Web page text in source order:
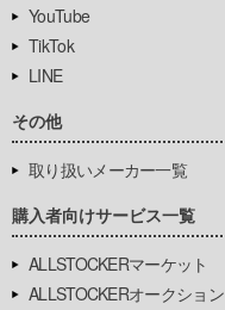
YouTube
TikTok
LINE
その他
取り扱いメーカー一覧
購入者向けサービス一覧
ALLSTOCKERマーケット
ALLSTOCKERオークション